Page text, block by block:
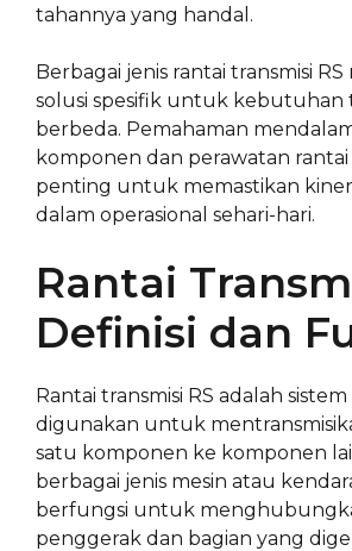
tahannya yang handal.
Berbagai jenis rantai transmisi
solusi spesifik untuk kebutuhan
berbeda. Pemahaman
komponen dan perawatan rantai
penting untuk memastikan
dalam operasional sehari-hari.
Rantai
Definisi dan
Rantai transmisi RS adalah
digunakan untuk
satu komponen ke komponen
berbagai jenis mesin atau
berfungsi untuk
penggerak dan bagian yang